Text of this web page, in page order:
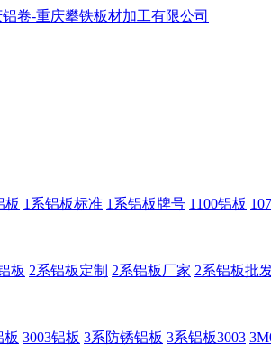
板 1系铝板标准 1系铝板牌号 1100铝板
板 2系铝板定制 2系铝板厂家 2系铝板批
板 3003铝板 3系防锈铝板 3系铝板3003